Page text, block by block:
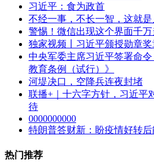
习近平：食为政首
不经一事，不长一智，这就是
警惕！微信出现这个界面千
独家视频丨习近平颁授勋章
中央军委主席习近平签署命
教育条例（试行）》
河堤决口，空降兵连夜封堵
联播+｜十六字方针，习近平
待
0000000000
特朗普答财新：盼疫情好转
热门推荐